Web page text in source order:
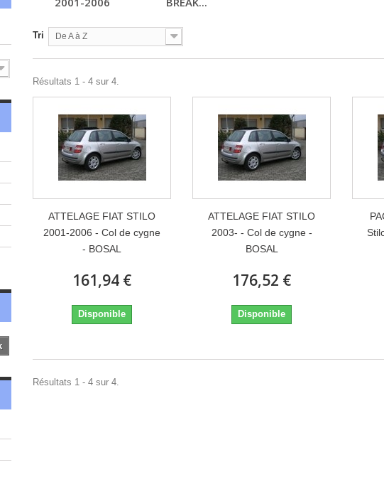
Tri De A à Z
Résultats 1 - 4 sur 4.
ATTELAGE FIAT STILO
2001-2006 - Col de cygne
- BOSAL
161,94 €
Disponible
ATTELAGE FIAT STILO
2003- - Col de cygne -
BOSAL
176,52 €
Disponible
Résultats 1 - 4 sur 4.